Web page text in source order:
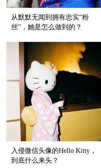
从默默无闻到拥有忠实“粉
丝”，她是怎么做到的？
入侵微信头像的Hello Kitty，
到底什么来头？